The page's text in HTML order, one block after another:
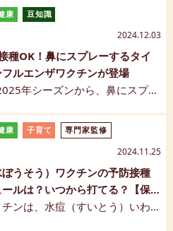
ります。日本脳炎ウイルスは
て人に感染するため、蚊の活
になる夏には特に注意が必要と
ます。この記事では、日本脳
の概要、接種時期、副反応に
介します。【保健師監修】
説】
種OK！鼻にスプレーするタイ
ルエンザワクチンが登場
年シーズンから、鼻にスプレ
ト」の使用が認められまし
は早くから実用化されてお
でも「痛くないワクチン」とし
まっています。この記事で
毒生インフルエンザワクチン
種方法やメリット・デメリッ
康 豆知識
2024.12.03
うそう）ワクチンの予防接種
ルは？いつから打てる？【保
ンは、水痘（すいとう）いわ
康 子育て 専門家監修
2024.11.25